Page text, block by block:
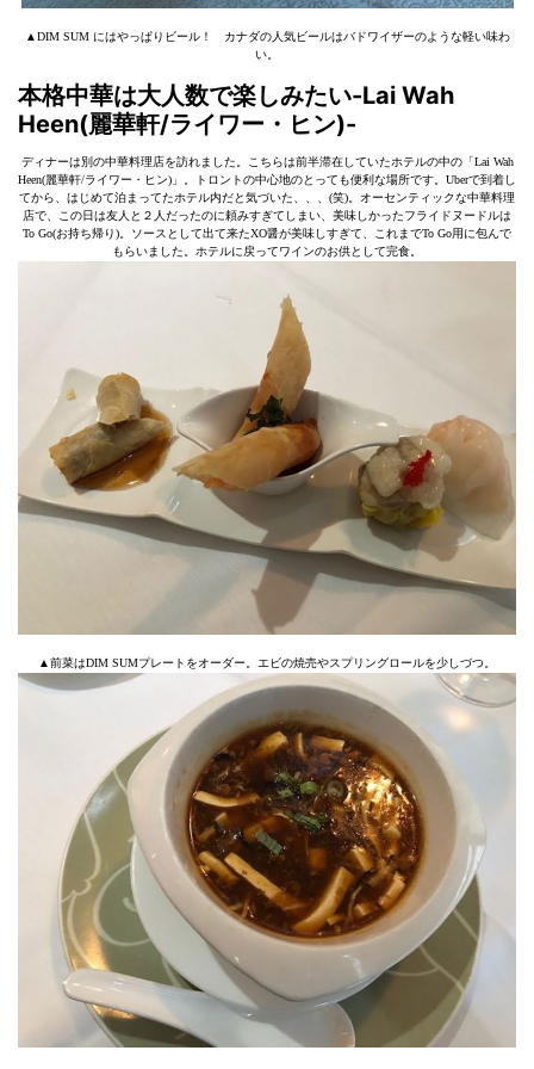
▲DIM SUM にはやっぱりビール！ カナダの人気ビールはバドワイザーのような軽い味わ
い。
本格中華は大人数で楽しみたい-Lai Wah
Heen(麗華軒/ライワー・ヒン)-
ディナーは別の中華料理店を訪れました。こちらは前半滞在していたホテルの中の「Lai Wah
Heen(麗華軒/ライワー・ヒン)」。トロントの中心地のとっても便利な場所です。Uberで到着し
てから、はじめて泊まってたホテル内だと気づいた、、、(笑)。オーセンティックな中華料理
店で、この日は友人と２人だったのに頼みすぎてしまい、美味しかったフライドヌードルは
To Go(お持ち帰り)。ソースとして出て来たXO醤が美味しすぎて、これまでTo Go用に包んで
もらいました。ホテルに戻ってワインのお供として完食。
▲前菜はDIM SUMプレートをオーダー。エビの焼売やスプリングロールを少しづつ。